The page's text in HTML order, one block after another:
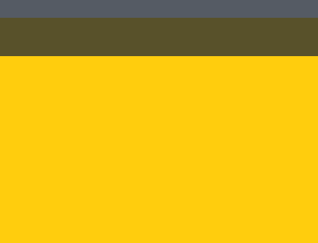
Besuchen Sie uns auf: